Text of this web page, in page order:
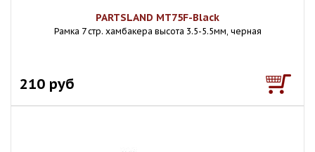
PARTSLAND MT75F-Black
Рамка 7 стр. хамбакера высота 3.5-5.5мм, черная
210 руб